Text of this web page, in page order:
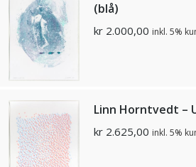
(blå)
kr 2.000,00 inkl. 5%
Linn Horntvedt –
kr 2.625,00 inkl. 5%